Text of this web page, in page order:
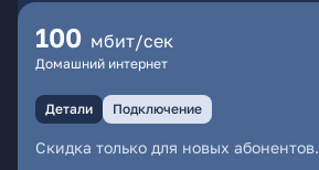
100 мбит/сек
Домашний интернет
Детали Подключение
Скидка только для новых абонентов.